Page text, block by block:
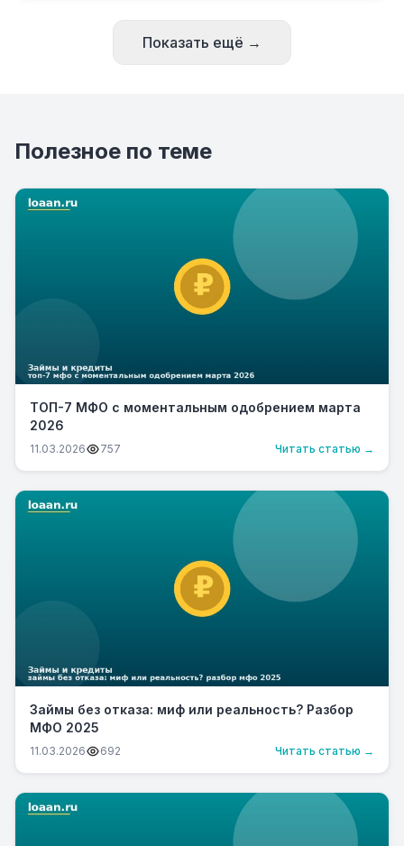
Показать ещё →
Полезное по теме
ТОП-7 МФО с моментальным одобрением марта
2026
11.03.2026 757 Читать статью →
Займы без отказа: миф или реальность? Разбор
МФО 2025
11.03.2026 692 Читать статью →